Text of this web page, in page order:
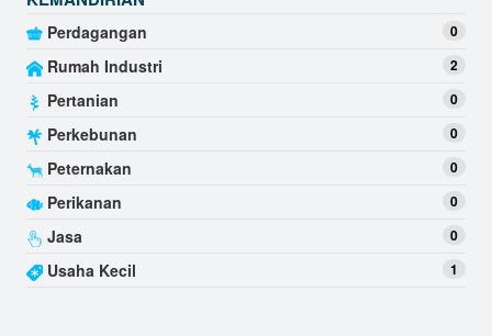
Perdagangan 0
Rumah Industri 2
Pertanian 0
Perkebunan 0
Peternakan 0
Perikanan 0
Jasa 0
Usaha Kecil 1